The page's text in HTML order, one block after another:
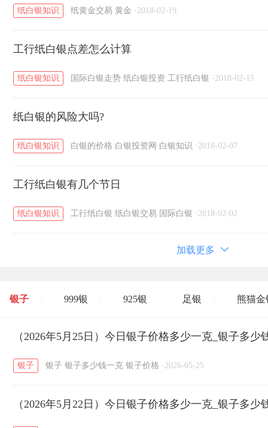
纸白银知识 纸黄金交易 黄金 · 2018-02-19
工行纸白银点差怎么计算
纸白银知识 国际白银走势 纸白银投资 工行纸白银 · 2018-02-15
纸白银的风险大吗?
纸白银知识 白银的价格 白银投资网 白银知识 · 2018-02-07
工行纸白银有几个节日
纸白银知识 工行纸白银 纸白银交易 国际白银 · 2018-02-02
加载更多
银子 999银 925银 足银 熊猫金
开国纪念币 大清银币 / 长城币 / 老
菜百 周生生 周大生
六福 / 金至尊 潮宏基 / 亚一金店 /
（2026年5月25日）今日银子价格多少一克_银子多少
银子 银子 银子多少钱一克 银子价格 · 2026-05-25
（2026年5月22日）今日银子价格多少一克_银子多少